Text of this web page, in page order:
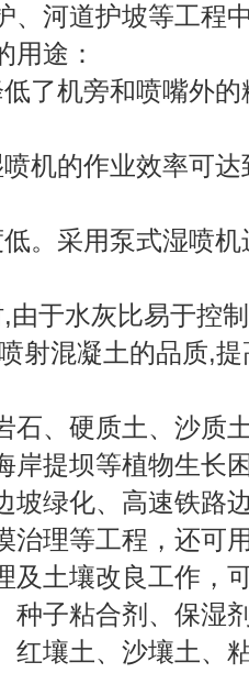
、河道护坡等工程
用途：
机旁和喷嘴外的
的作业效率可达
采用泵式湿喷机
于水灰比易于控制
射混凝土的品质,
石、硬质土、沙质
岸提坝等植物生长
坡绿化、高速铁路
治理等工程，还可
及土壤改良工作，
种子粘合剂、保湿
红壤土、沙壤土、